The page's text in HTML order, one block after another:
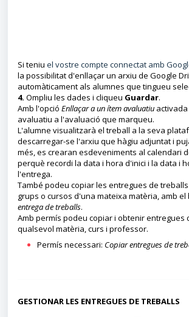
Si teniu el vostre compte connectat amb
la possibilitat d'enllaçar un arxiu de Google
automàticament als alumnes que tingueu
4. Ompliu les dades i cliqueu Guardar.
Amb l'opció Enllaçar a un ítem avaluatiu
avaluatiu a l'avaluació que marqueu.
L'alumne visualitzarà el treball a la seva
descarregar-se l'arxiu que hàgiu adjuntat i
més, es crearan esdeveniments al calendari
perquè recordi la data i hora d'inici i la data i
l'entrega.
També podeu copiar les entregues de
grups o cursos d'una mateixa matèria, amb el
entrega de treballs.
Amb permís podeu copiar i obtenir entregues
qualsevol matèria, curs i professor.
Permís necessari: Copiar entregues de
GESTIONAR LES ENTREGUES DE TREBALLS